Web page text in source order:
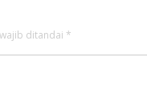
ditandai *